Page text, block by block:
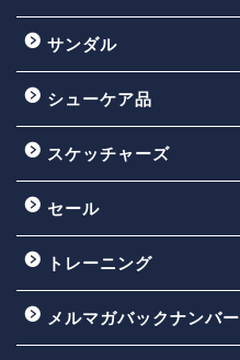
サンダル
シューケア品
スケッチャーズ
セール
トレーニング
メルマガバックナンバー